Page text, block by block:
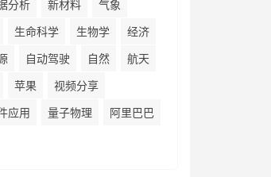
分析 新材料
气象
生命科学 生物学
经济
自动驾驶 自然
航天
苹果
视频分享
应用 量子物理
阿里巴巴